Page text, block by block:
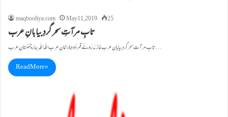
maqbooliya.com May 11, 2019 25
تابِ مرآتِ سحر گردِ بیابانِ عرب
تابِ مرآتِ سحر گردِ بیابانِ عرب غازئہ رُوئے قمر دُودِ چراغانِ عرب اللّٰہ اللّٰہ بہارِ چَمَنِستانِ عرب…
Read More »